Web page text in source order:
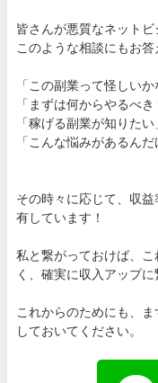
皆さんが悪質なネット
このような相談にもお答
「この副業って怪しいか
「まずは何からやるべき
「稼げる副業が知りたい
「こんな悩みがあるんだ
その時々に応じて、収
有しています！
私と繋がっておけば、
く、確実に収入アップに
これからのためにも、
しておいてください。